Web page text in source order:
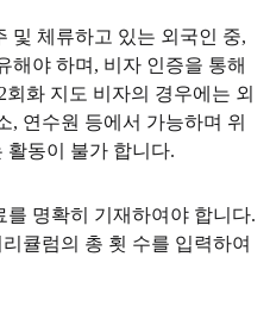
및 체류하고 있는 외국인 중,
해야 하며, 비자 인증을 통해
화 지도 비자의 경우에는 외
, 연수원 등에서 가능하며 위
활동이 불가 합니다.
명확히 기재하여야 합니다.
큘럼의 총 횟 수를 입력하여